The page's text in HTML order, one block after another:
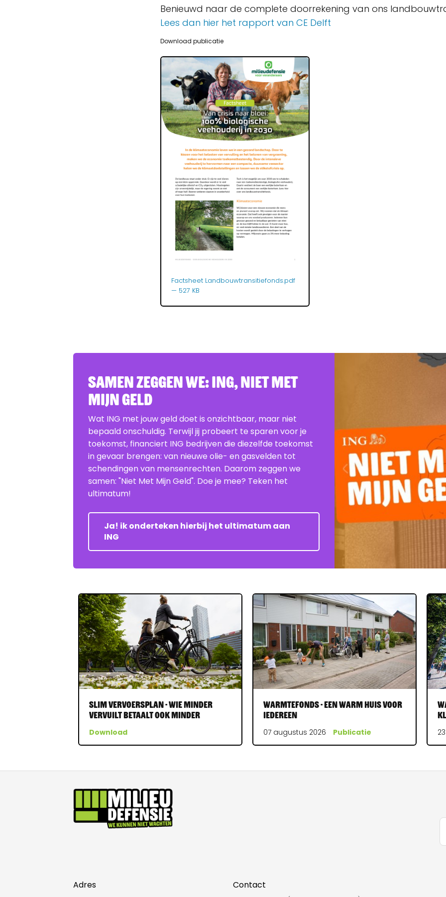
Benieuwd naar de complete doorrekening van ons
Lees dan hier het rapport van CE Delft
Download publicatie
Factsheet Landbouwtransitiefonds.pdf
— 527 KB
Samen zeggen we: ING, Niet Met
Mijn Geld
Wat ING met jouw geld doet is onzichtbaar, maar niet
bepaald onschuldig. Terwijl jij probeert te sparen voor je
toekomst, financiert ING bedrijven die diezelfde toekomst
in gevaar brengen: van nieuwe olie- en gasvelden tot
schendingen van mensenrechten. Daarom zeggen we
samen: "Niet Met Mijn Geld". Doe je mee? Teken het
ultimatum!
Ja! ik onderteken hierbij het ultimatum aan
ING
Slim vervoersplan - wie minder
vervuilt betaalt ook minder
Download
Warmtefonds - Een warm huis voor
iedereen
07 augustus 2026 Publicatie
Adres
Contact